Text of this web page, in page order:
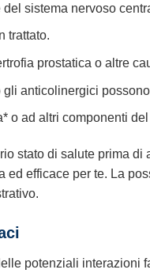
sistema nervoso
trattato.
prostatica o altre
anticolinergici
o ad altri componenti
stato di salute prima
ed efficace per te. La
potenziali interazioni